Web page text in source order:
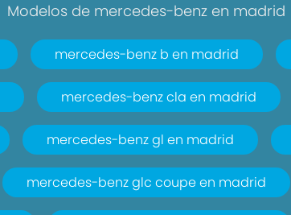
Modelos de mercedes-benz en madrid
mercedes-benz b en madrid
mercedes-benz cla en madrid
mercedes-benz gl en madrid
mercedes-benz glc coupe en madrid